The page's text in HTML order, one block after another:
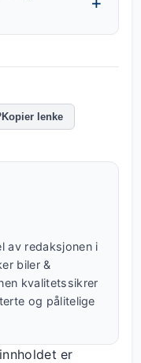
Kopier lenke
av redaksjonen i
biler &
kvalitetssikrer
og pålitelige
er